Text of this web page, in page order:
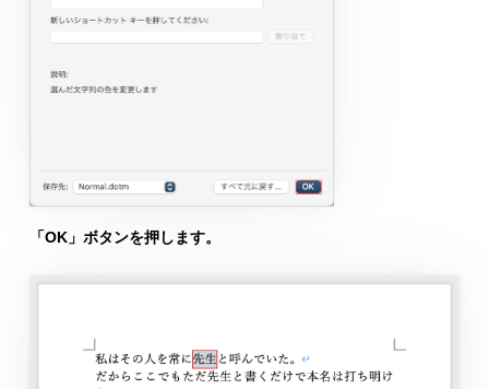
「OK」ボタンを押します。